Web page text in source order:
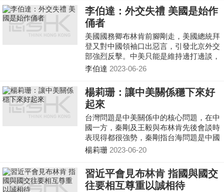
企業依賴外國遊客，少了外國人，意味
說，中國失去向外國人展示積極形象的機
會，當地導遊收入也銳減。
李伯達：外交失禮 美國是始作
俑者
美國國務卿布林肯前腳剛走，美國總統拜
登又對中國領袖口出惡言，引發北京外交
部強烈反擊。中美只能是維持邊打邊談，
鬥而不破。
李伯達 2023-06-26
楊莉珊：讓中美關係穩下來好
起來
台灣問題是中美關係中的核心問題，在中
國一方，秦剛及王毅與布林肯先後會談時
表現得都很強勢，秦剛指台海問題是中國
核心利益中的核心，並指出台海是美中關
談時，中方的口氣更強硬，王毅要求美方
不得「肆意干涉中國的內政」。中美關係
發展到這種地步，王毅稱，根源在於「美
楊莉珊 2023-06-20
習近平會見布林肯 指國與國交
往要相互尊重以誠相待